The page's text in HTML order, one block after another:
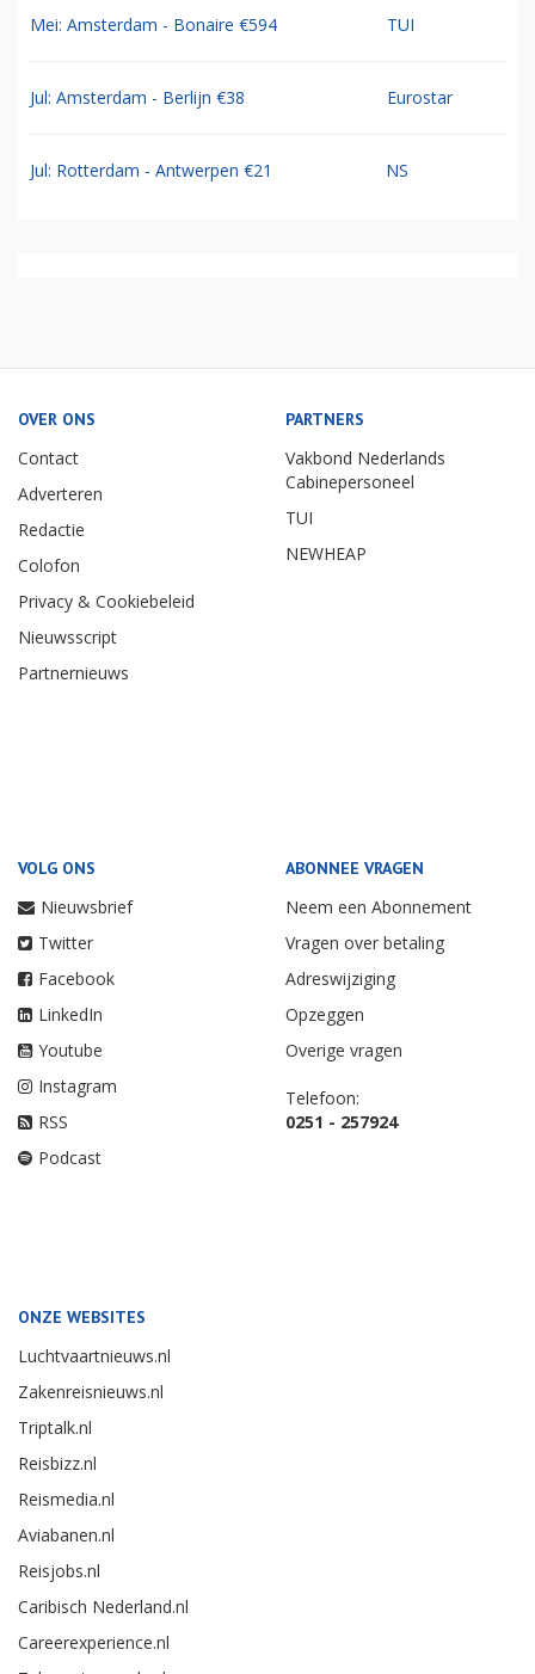
Mei: Amsterdam - Bonaire €594 TUI
Jul: Amsterdam - Berlijn €38 Eurostar
Jul: Rotterdam - Antwerpen €21 NS
OVER ONS
Contact
Adverteren
Redactie
Colofon
Privacy & Cookiebeleid
Nieuwsscript
Partnernieuws
PARTNERS
Vakbond Nederlands
Cabinepersoneel
TUI
NEWHEAP
VOLG ONS
Nieuwsbrief
Twitter
Facebook
LinkedIn
Youtube
Instagram
RSS
Podcast
ABONNEE VRAGEN
Neem een Abonnement
Vragen over betaling
Adreswijziging
Opzeggen
Overige vragen
Telefoon:
0251 - 257924
ONZE WEBSITES
Luchtvaartnieuws.nl
Zakenreisnieuws.nl
Triptalk.nl
Reisbizz.nl
Reismedia.nl
Aviabanen.nl
Reisjobs.nl
Caribisch Nederland.nl
Careerexperience.nl